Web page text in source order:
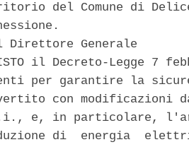
del Comune di
Direttore Generale
il Decreto-Legge 7
per garantire la
con modificazioni
e, in particolare,
di  energia